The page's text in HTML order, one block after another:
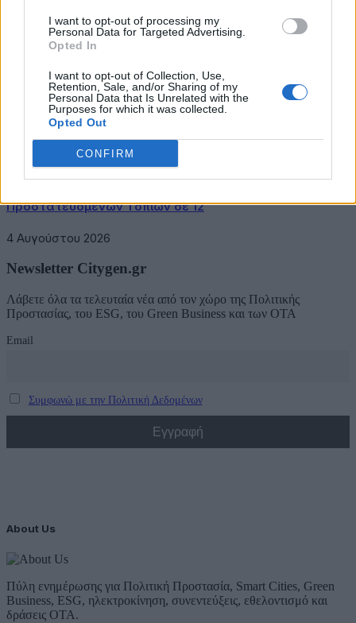
I want to opt-out of processing my
Personal Data for Targeted Advertising.
Opted In
I want to opt-out of Collection, Use,
Retention, Sale, and/or Sharing of my
Personal Data that Is Unrelated with the
Purposes for which it was collected.
Opted Out
CONFIRM
Δήμος Αθηναίων: 43 σχολικές αυλές γίνονται πιο
πράσινες και πιο δροσερές
5 Αυγούστου 2026
Η FARIA Renewables προχώρησε στην ηλεκτροδότηση
του αιολικού πάρκου Faria Αίολος Λάρυμνα
5 Αυγούστου 2026
Προστατευόμενων Τοπίων σε 12
4 Αυγούστου 2026
Newsletter Citygen.gr
Λάβετε όλα τα τελευταία νέα από τον χώρο της Πολιτικής
Προστασίας, του ESG, του Green Business και των ΟΤΑ
Email
Συμφωνώ με την Πολιτική Δεδομένων
About Us
Πύλη ενημέρωσης για Πολιτική Προστασία, Smart Cities, Green
Business, ESG, ηλεκτροκίνηση, συνεντεύξεις, εθελοντισμό και
δράσεις ΟΤΑ.